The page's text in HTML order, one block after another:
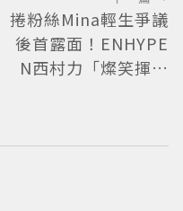
捲粉絲Mina輕生爭議
後首露面！ENHYPE
N西村力「燦笑揮手